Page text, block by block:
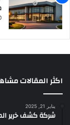
اكثر المقالات
يناير 21, 2025
شركة كشف خرير